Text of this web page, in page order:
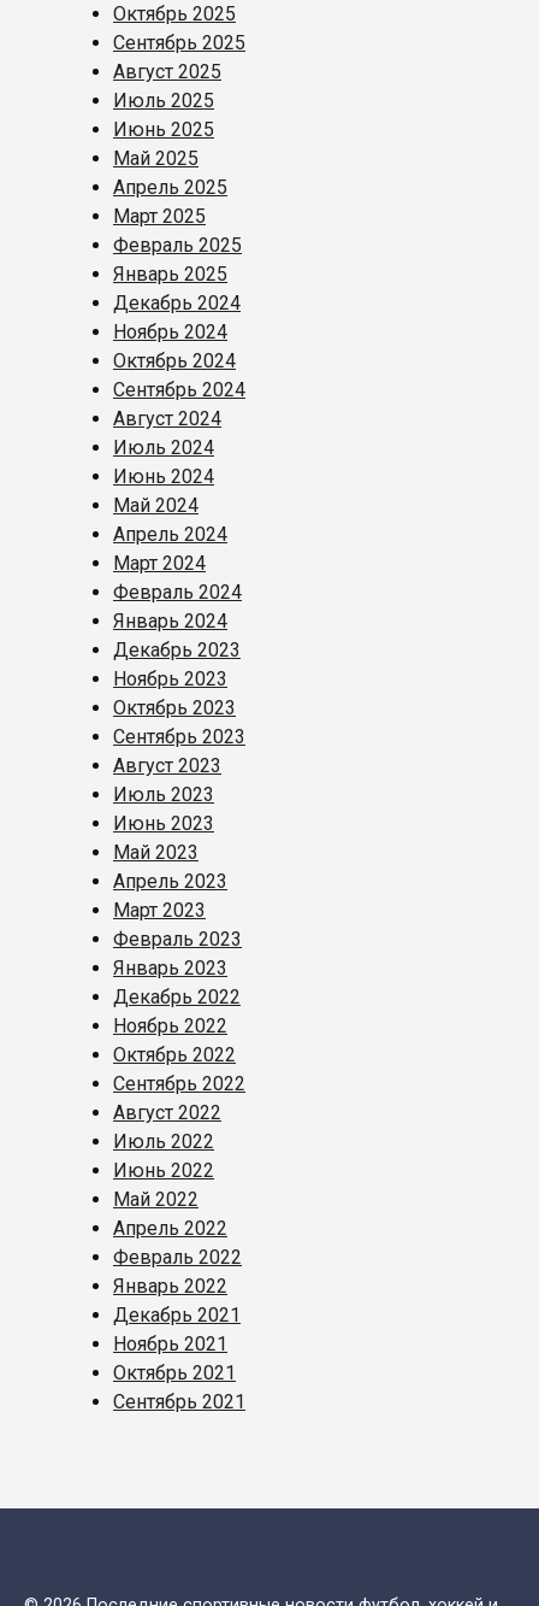
Октябрь 2025
Сентябрь 2025
Август 2025
Июль 2025
Июнь 2025
Май 2025
Апрель 2025
Март 2025
Февраль 2025
Январь 2025
Декабрь 2024
Ноябрь 2024
Октябрь 2024
Сентябрь 2024
Август 2024
Июль 2024
Июнь 2024
Май 2024
Апрель 2024
Март 2024
Февраль 2024
Январь 2024
Декабрь 2023
Ноябрь 2023
Октябрь 2023
Сентябрь 2023
Август 2023
Июль 2023
Июнь 2023
Май 2023
Апрель 2023
Март 2023
Февраль 2023
Январь 2023
Декабрь 2022
Ноябрь 2022
Октябрь 2022
Сентябрь 2022
Август 2022
Июль 2022
Июнь 2022
Май 2022
Апрель 2022
Февраль 2022
Январь 2022
Декабрь 2021
Ноябрь 2021
Октябрь 2021
Сентябрь 2021